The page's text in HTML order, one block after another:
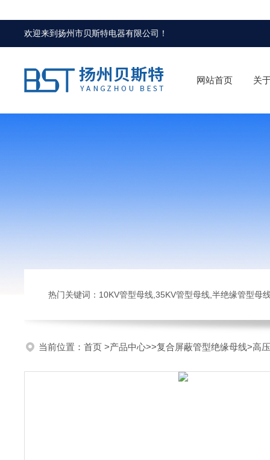
欢迎来到扬州市贝斯特电器有限公司 ！
网站首页 关
热门关键词：10KV管型母线,35KV管型母线,半绝缘管型母
当前位置： 首页 >产品中心>>复合屏蔽管型绝缘母线>高